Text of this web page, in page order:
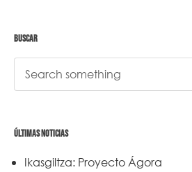
BUSCAR
ÚLTIMAS NOTICIAS
Ikasgiltza: Proyecto Ágora